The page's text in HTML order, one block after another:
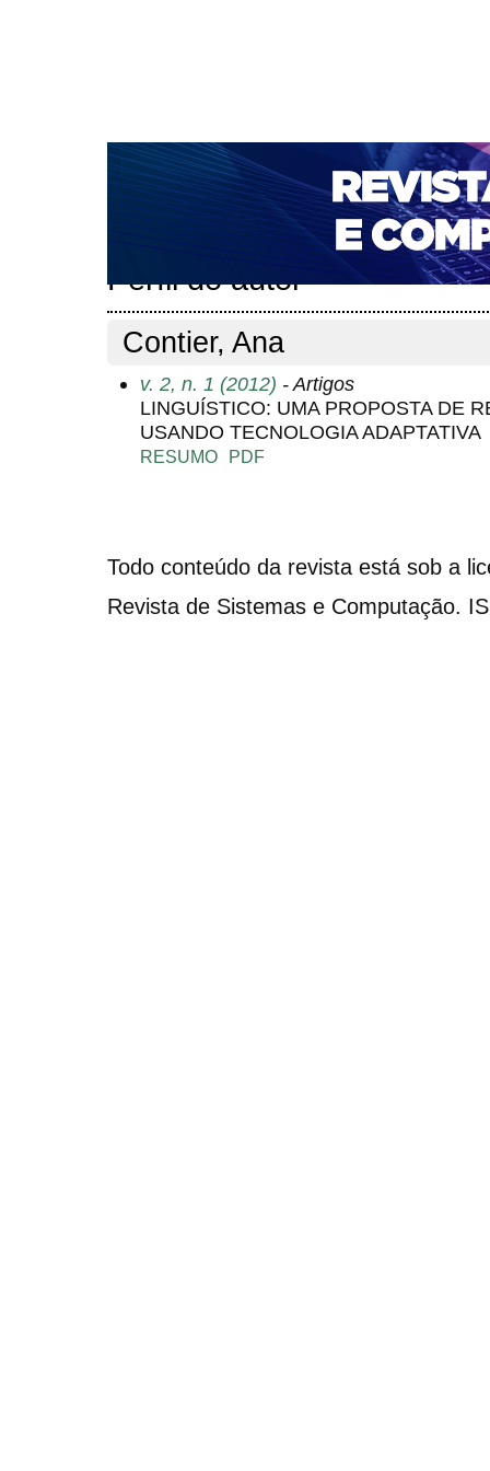
CAPA SOBRE ACESSO CADASTRO
NOTÍCIAS
PORTAL DE REVISTAS DA UNIFACS
PARA AVALIADORES
NOVA SUBMISSÃO
Perfil do autor
Contier, Ana
v. 2, n. 1 (2012) - Artigos
LINGUÍSTICO: UMA PROPOSTA DE
USANDO TECNOLOGIA ADAPTATIVA
RESUMO PDF
Todo conteúdo da revista está sob a
Revista de Sistemas e Computação.